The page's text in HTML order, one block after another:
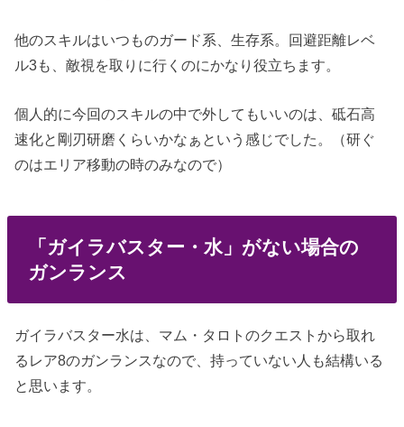
他のスキルはいつものガード系、生存系。回避距離レベ
ル3も、敵視を取りに行くのにかなり役立ちます。
個人的に今回のスキルの中で外してもいいのは、砥石高
速化と剛刃研磨くらいかなぁという感じでした。（研ぐ
のはエリア移動の時のみなので）
「ガイラバスター・水」がない場合の
ガンランス
ガイラバスター水は、マム・タロトのクエストから取れ
るレア8のガンランスなので、持っていない人も結構いる
と思います。